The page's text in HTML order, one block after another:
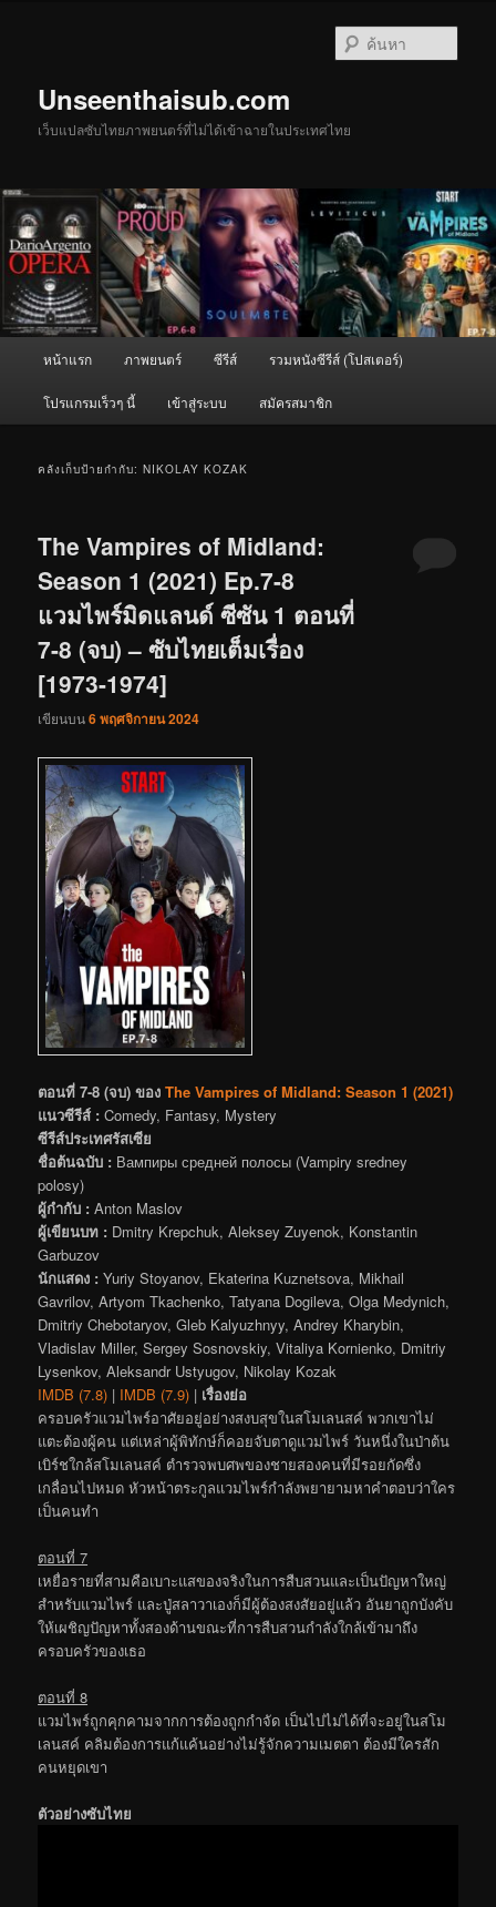
Unseenthaisub.com
เว็บแปลซับไทยภาพยนตร์ที่ไม่ได้เข้าฉายในประเทศไทย
หน้าแรก ภาพยนตร์ ซีรีส์ รวมหนังซีรีส์ (โปสเตอร์)
โปรแกรมเร็วๆ นี้ เข้าสู่ระบบ สมัครสมาชิก
คลังเก็บป้ายกำกับ:NIKOLAY KOZAK
The Vampires of Midland:
Season 1 (2021) Ep.7-8
แวมไพร์มิดแลนด์ ซีซัน 1 ตอนที่
7-8 (จบ) – ซับไทยเต็มเรื่อง
[1973-1974]
เขียนบน6 พฤศจิกายน 2024
ตอนที่ 7-8 (จบ) ของ The Vampires of Midland: Season 1 (2021)
แนวซีรีส์ : Comedy, Fantasy, Mystery
ซีรีส์ประเทศรัสเซีย
ชื่อต้นฉบับ : Вампиры средней полосы (Vampiry sredney
polosy)
ผู้กำกับ : Anton Maslov
ผู้เขียนบท : Dmitry Krepchuk, Aleksey Zuyenok, Konstantin
Garbuzov
นักแสดง : Yuriy Stoyanov, Ekaterina Kuznetsova, Mikhail
Gavrilov, Artyom Tkachenko, Tatyana Dogileva, Olga Medynich,
Dmitriy Chebotaryov, Gleb Kalyuzhnyy, Andrey Kharybin,
Vladislav Miller, Sergey Sosnovskiy, Vitaliya Kornienko, Dmitriy
Lysenkov, Aleksandr Ustyugov, Nikolay Kozak
IMDB (7.8) | IMDB (7.9) | เรื่องย่อ
ครอบครัวแวมไพร์อาศัยอยู่อย่างสงบสุขในสโมเลนสค์ พวกเขาไม่
แตะต้องผู้คน แต่เหล่าผู้พิทักษ์ก็คอยจับตาดูแวมไพร์ วันหนึ่งในป่าต้น
เบิร์ชใกล้สโมเลนสค์ ตำรวจพบศพของชายสองคนที่มีรอยกัดซึ่ง
เกลื่อนไปหมด หัวหน้าตระกูลแวมไพร์กำลังพยายามหาคำตอบว่าใคร
เป็นคนทำ
ตอนที่ 7
เหยื่อรายที่สามคือเบาะแสของจริงในการสืบสวนและเป็นปัญหาใหญ่
สำหรับแวมไพร์ และปู่สลาวาเองก็มีผู้ต้องสงสัยอยู่แล้ว อันยาถูกบังคับ
ให้เผชิญปัญหาทั้งสองด้านขณะที่การสืบสวนกำลังใกล้เข้ามาถึง
ครอบครัวของเธอ
ตอนที่ 8
แวมไพร์ถูกคุกคามจากการต้องถูกกำจัด เป็นไปไม่ได้ที่จะอยู่ในสโม
เลนสค์ คลิมต้องการแก้แค้นอย่างไม่รู้จักความเมตตา ต้องมีใครสัก
คนหยุดเขา
ตัวอย่างซับไทย